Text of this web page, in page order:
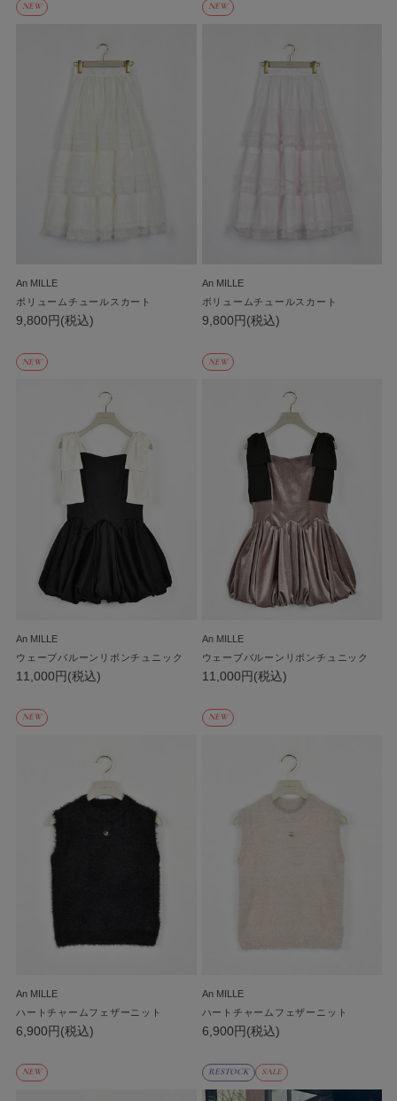
NEW
An MILLE
ボリュームチュールスカート
9,800円(税込)
NEW
An MILLE
ボリュームチュールスカート
9,800円(税込)
NEW
An MILLE
ウェーブバルーンリボンチュニック
11,000円(税込)
NEW
An MILLE
ウェーブバルーンリボンチュニック
11,000円(税込)
NEW
An MILLE
ハートチャームフェザーニット
6,900円(税込)
NEW
An MILLE
ハートチャームフェザーニット
6,900円(税込)
NEW RESTOCK SALE